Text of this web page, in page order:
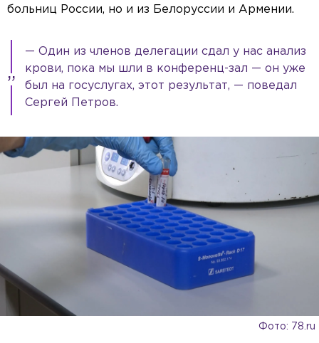
This is a modal window.
Beginning of dialog window. Escape will cancel and close the window.
Text
Text Background
Opacity
больниц России, но и из Белоруссии и Армении.
— Один из членов делегации сдал у нас анализ
крови, пока мы шли в конференц-зал — он уже
был на госуслугах, этот результат, — поведал
Сергей Петров.
Фото: 78.ru